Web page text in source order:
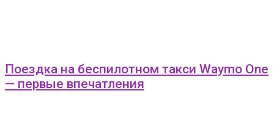
Поездка на беспилотном такси Waymo One
— первые впечатления